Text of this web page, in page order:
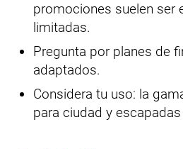
promociones suelen ser
limitadas.
Pregunta por planes de
adaptados.
Considera tu uso: la
para ciudad y